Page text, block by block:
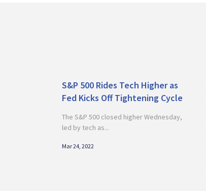
S&P 500 Rides Tech Higher as
Fed Kicks Off Tightening Cycle
The S&P 500 closed higher Wednesday,
led by tech as...
Mar 24, 2022